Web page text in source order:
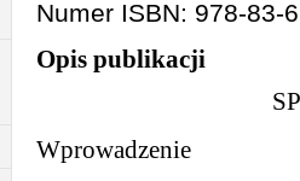
Numer ISBN: 978-83-
Opis publikacji
Wprowadzenie